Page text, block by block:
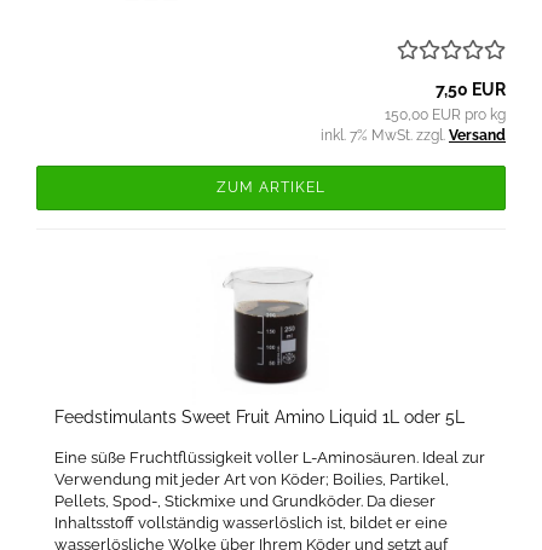
7,50 EUR
150,00 EUR pro kg
inkl. 7% MwSt. zzgl. Versand
ZUM ARTIKEL
Feedstimulants Sweet Fruit Amino Liquid 1L oder 5L
Eine süße Fruchtflüssigkeit voller L-Aminosäuren. Ideal zur
Verwendung mit jeder Art von Köder; Boilies, Partikel,
Pellets, Spod-, Stickmixe und Grundköder. Da dieser
Inhaltsstoff vollständig wasserlöslich ist, bildet er eine
wasserlösliche Wolke über Ihrem Köder und setzt auf